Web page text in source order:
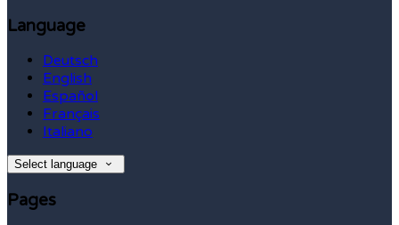
Language
Deutsch
English
Español
Français
Italiano
Select language
Pages